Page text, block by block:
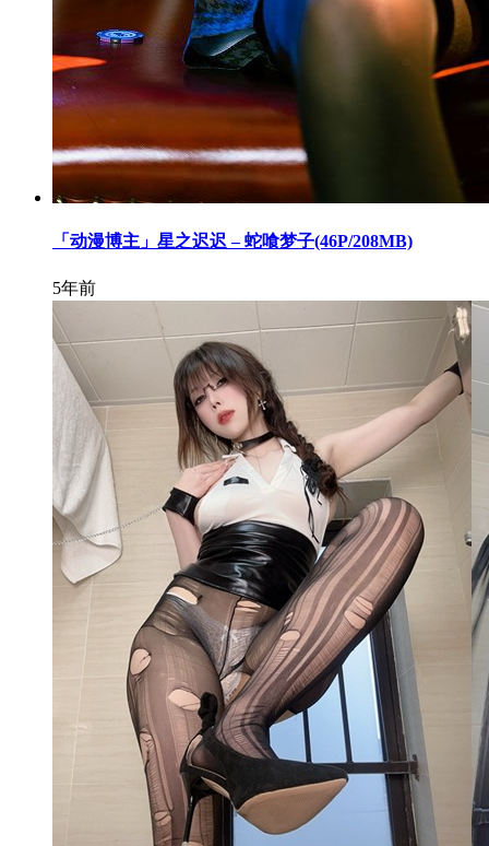
「动漫博主」星之迟迟 – 蛇喰梦子(46P/208MB)
5年前